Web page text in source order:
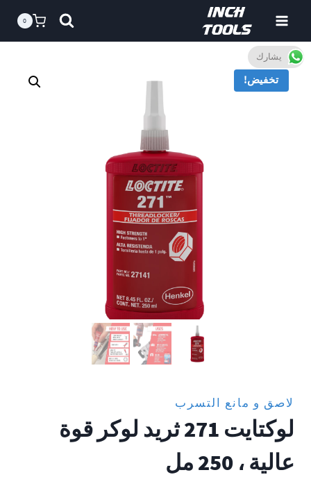
المحتوى
0
تخفيض!
لاصق و مانع التسرب
لوكتايت 271 ثريد لوكر قوة
عالية ، 250 مل
يشارك